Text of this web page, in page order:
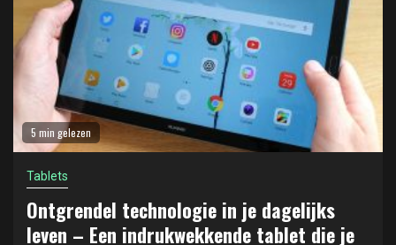
5 min gelezen
Tablets
Ontgrendel technologie in je dagelijks
leven – Een indrukwekkende tablet die je